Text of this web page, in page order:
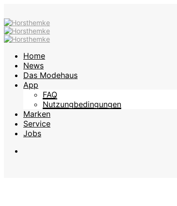
Home
News
Das Modehaus
App
FAQ
Nutzungbedingungen
Marken
Service
Jobs